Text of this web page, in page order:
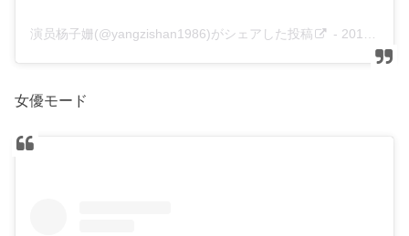
演员杨子姗(@yangzishan1986)がシェアした投稿 - 2017年 5月月17日午後9時50分PDT
女優モード